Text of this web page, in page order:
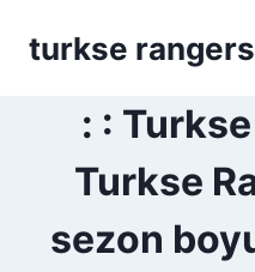
turkse rangers
: :
Turkse
sezon